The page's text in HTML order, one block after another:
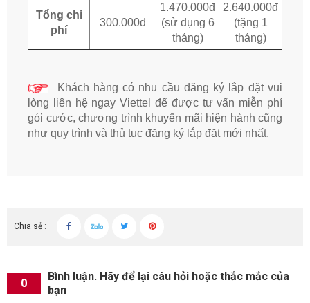
Tổng chi
phí
300.000đ
1.470.000đ
(sử dụng 6
tháng)
2.640.000đ
(tặng 1
tháng)
Khách hàng có nhu cầu đăng ký lắp đặt vui
lòng liên hệ ngay Viettel để được tư vấn miễn phí
gói cước, chương trình khuyến mãi hiện hành cũng
như quy trình và thủ tục đăng ký lắp đặt mới nhất.
Chia sẻ :
0
Bình luận. Hãy để lại câu hỏi hoặc thắc mắc của
bạn